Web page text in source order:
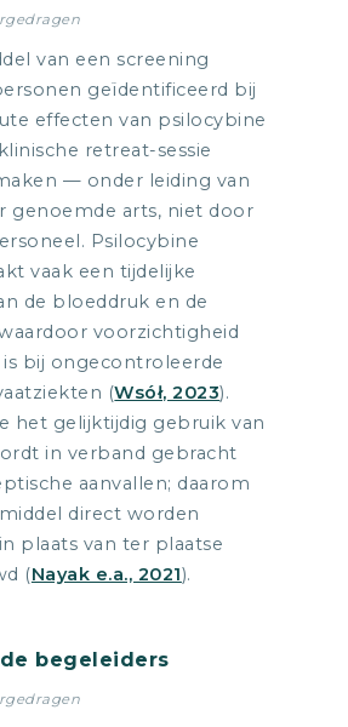
van een screening
geïdentificeerd bij
effecten van psilocybine
retreat-sessie
— onder leiding van
genoemde arts, niet door
Psilocybine
vaak een tijdelijke
de bloeddruk en de
voorzichtigheid
bij ongecontroleerde
(Wsół, 2023).
het gelijktijdig gebruik van
in verband gebracht
aanvallen; daarom
direct worden
plaats van ter plaatse
(Nayak e.a., 2021).
begeleiders